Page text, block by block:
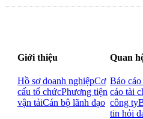
Giới thiệu
Hồ sơ doanh nghiệpCơ
cấu tổ chứcPhương tiện
vận tảiCán bộ lãnh đạo
Quan
Báo
cáo tài
công ty
tin hỏi